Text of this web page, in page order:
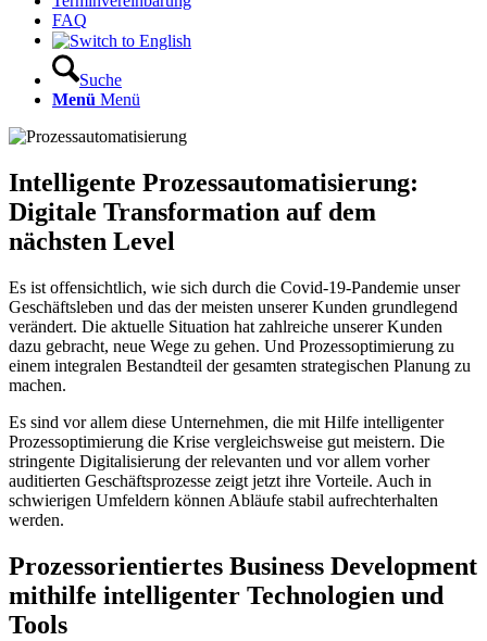
FAQ
Suche
Menü Menü
Intelligente Prozessautomatisierung:
Digitale Transformation auf dem
nächsten Level
Es ist offensichtlich, wie sich durch die Covid-19-Pandemie unser
Geschäftsleben und das der meisten unserer Kunden grundlegend
verändert. Die aktuelle Situation hat zahlreiche unserer Kunden
dazu gebracht, neue Wege zu gehen. Und Prozessoptimierung zu
einem integralen Bestandteil der gesamten strategischen Planung zu
machen.
Es sind vor allem diese Unternehmen, die mit Hilfe intelligenter
Prozessoptimierung die Krise vergleichsweise gut meistern. Die
stringente Digitalisierung der relevanten und vor allem vorher
auditierten Geschäftsprozesse zeigt jetzt ihre Vorteile. Auch in
schwierigen Umfeldern können Abläufe stabil aufrechterhalten
werden.
Prozessorientiertes Business Development
mithilfe intelligenter Technologien und
Tools